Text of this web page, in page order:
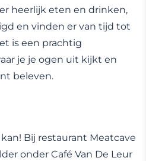
heerlijk eten en drinken,
en vinden er van tijd tot
is een prachtig
je je ogen uit kijkt en
beleven.
Bij restaurant Meatcave
onder Café Van De Leur